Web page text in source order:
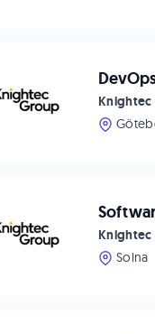
Knightec
Knightec
Solna